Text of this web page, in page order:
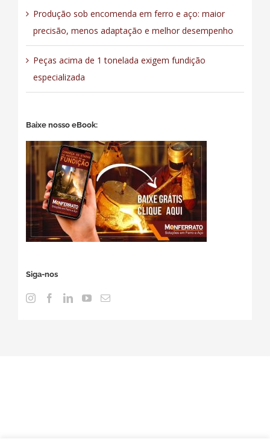
Produção sob encomenda em ferro e aço: maior
precisão, menos adaptação e melhor desempenho
Peças acima de 1 tonelada exigem fundição
especializada
Baixe nosso eBook:
Siga-nos